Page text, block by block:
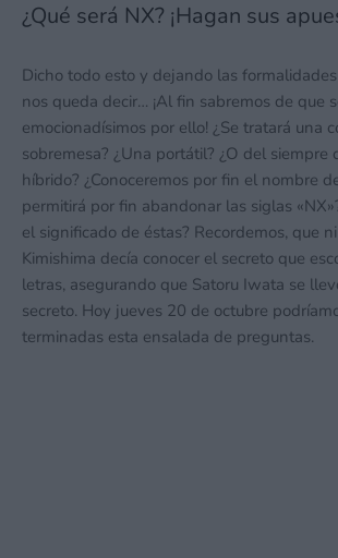
¿Qué será NX? ¡Hagan sus
Dicho todo esto y dejando las
nos queda decir… ¡Al fin sabremos de que
emocionadísimos por ello! ¿Se tratará una
sobremesa? ¿Una portátil? ¿O del siempre
híbrido? ¿Conoceremos por fin el nombre
permitirá por fin abandonar las siglas
el significado de éstas? Recordemos, que
Kimishima decía conocer el secreto que
letras, asegurando que Satoru Iwata se
secreto. Hoy jueves 20 de octubre
terminadas esta ensalada de preguntas.